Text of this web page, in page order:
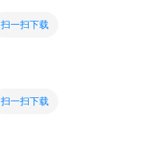
扫一扫下载
扫一扫下载